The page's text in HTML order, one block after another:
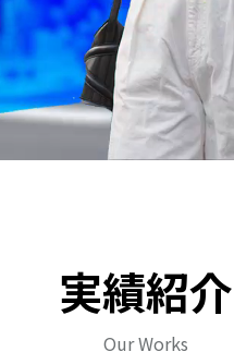
実績紹介
Our Works